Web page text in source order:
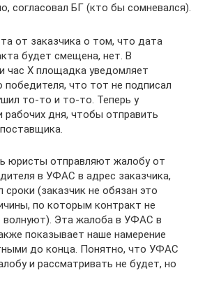
согласовал БГ (кто бы сомневался).
от заказчика о том, что дата
будет смещена, нет. В
час Х площадка уведомляет
победителя, что тот не подписал
то-то и то-то. Теперь у
рабочих дня, чтобы отправить
юристы отправляют жалобу от
в УФАС в адрес заказчика,
(заказчик не обязан это
по которым контракт не
волнуют). Эта жалоба в УФАС в
показывает наше намерение
до конца. Понятно, что УФАС
и рассматривать не будет, но